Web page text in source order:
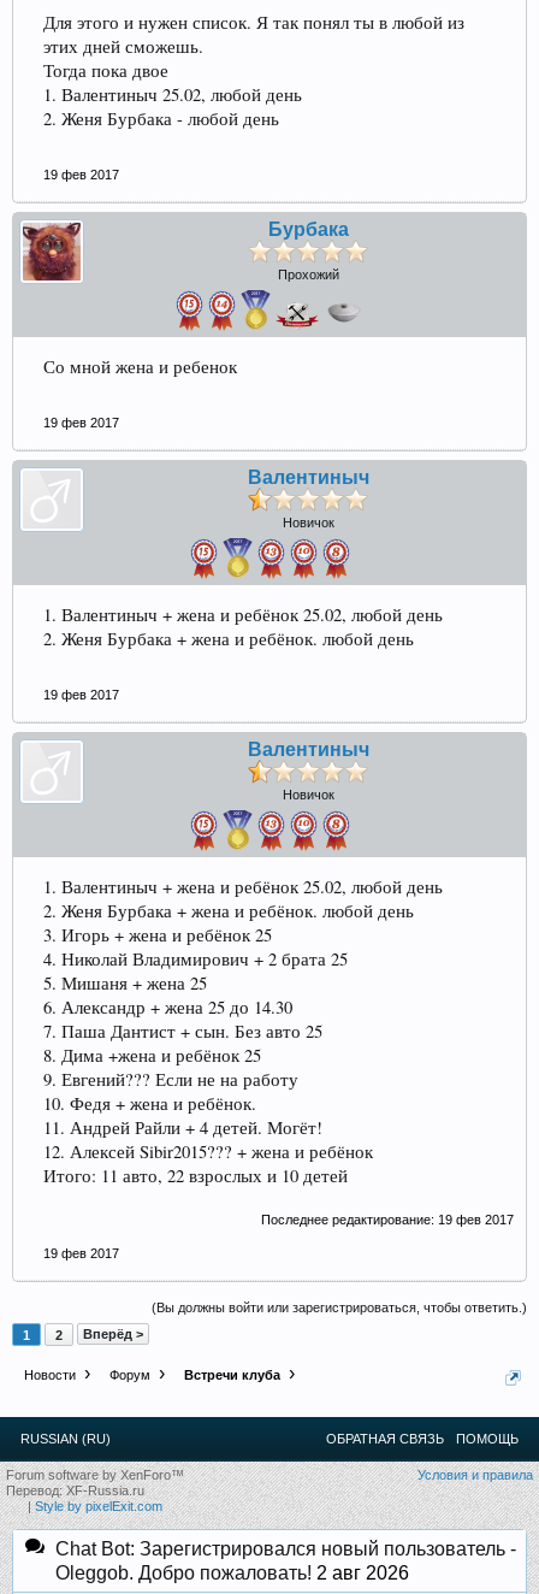
Для этого и нужен список. Я так понял ты в любой из
этих дней сможешь.
Тогда пока двое
1. Валентиныч 25.02, любой день
2. Женя Бурбака - любой день
19 фев 2017
Бурбака
Прохожий
Со мной жена и ребенок
19 фев 2017
Валентиныч
Новичок
1. Валентиныч + жена и ребёнок 25.02, любой день
2. Женя Бурбака + жена и ребёнок. любой день
19 фев 2017
Валентиныч
Новичок
1. Валентиныч + жена и ребёнок 25.02, любой день
2. Женя Бурбака + жена и ребёнок. любой день
3. Игорь + жена и ребёнок 25
4. Николай Владимирович + 2 брата 25
5. Мишаня + жена 25
6. Александр + жена 25 до 14.30
7. Паша Дантист + сын. Без авто 25
8. Дима +жена и ребёнок 25
9. Евгений??? Если не на работу
10. Федя + жена и ребёнок.
11. Андрей Райли + 4 детей. Могёт!
12. Алексей Sibir2015??? + жена и ребёнок
Итого: 11 авто, 22 взрослых и 10 детей
Последнее редактирование: 19 фев 2017
19 фев 2017
(Вы должны войти или зарегистрироваться, чтобы ответить.)
1
2 Вперёд >
Новости Форум Встречи клуба
RUSSIAN (RU) ОБРАТНАЯ СВЯЗЬ ПОМОЩЬ
Условия и правила
Forum software by XenForo™
Перевод:XF-Russia.ru
|Style by pixelExit.com
Chat Bot: Зарегистрировался новый пользователь -
Oleggob. Добро пожаловать! 2 авг 2026